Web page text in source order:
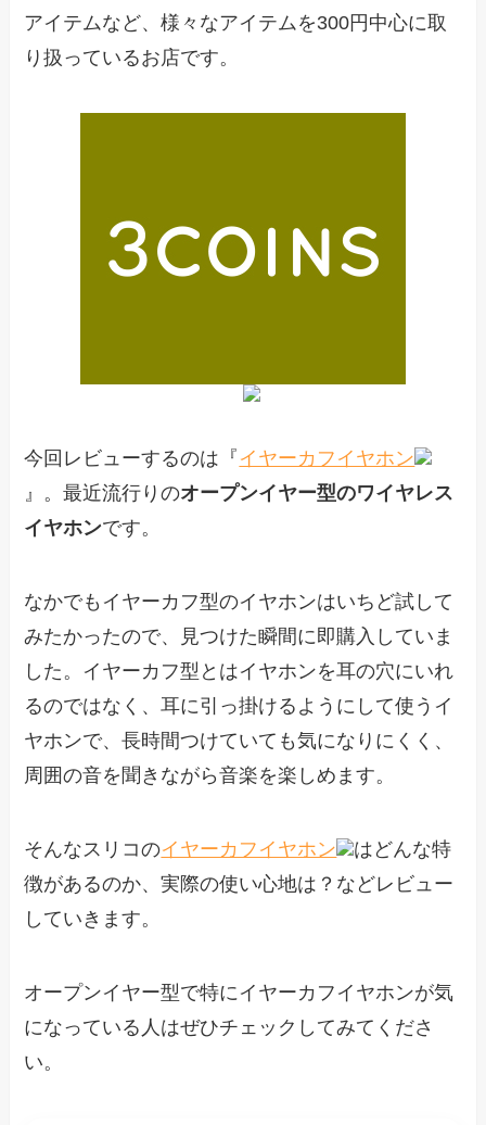
アイテムなど、様々なアイテムを300円中心に取
り扱っているお店です。
今回レビューするのは『 イヤーカフイヤホン
』。最近流行りのオープンイヤー型のワイヤレス
イヤホンです。
なかでもイヤーカフ型のイヤホンはいちど試して
みたかったので、見つけた瞬間に即購入していま
した。イヤーカフ型とはイヤホンを耳の穴にいれ
るのではなく、耳に引っ掛けるようにして使うイ
ヤホンで、長時間つけていても気になりにくく、
周囲の音を聞きながら音楽を楽しめます。
そんなスリコのイヤーカフイヤホン
はどんな特
徴があるのか、実際の使い心地は？などレビュー
していきます。
オープンイヤー型で特にイヤーカフイヤホンが気
になっている人はぜひチェックしてみてくださ
い。